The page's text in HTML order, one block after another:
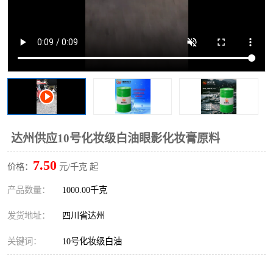
达州供应10号化妆级白油眼影化妆膏原料
价格： 7.50 元/千克 起
产品数量： 1000.00千克
发货地址： 四川省达州
关键词： 10号化妆级白油